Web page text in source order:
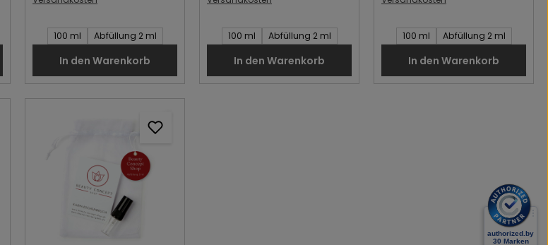
Inhalt des Artikel:
100 ml Abfüllung 2 ml
In den Warenkorb
Inhalt des Artikel:
100 ml Abfüllung 2 ml
In den Warenkorb
Inhalt des Artikel:
100 ml Abfüllung 2 ml
In den Warenkorb